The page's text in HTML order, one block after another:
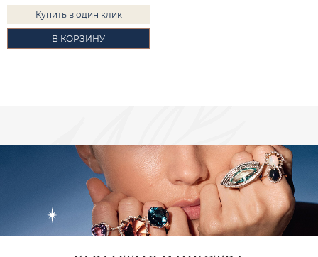
Купить в один клик
В КОРЗИНУ